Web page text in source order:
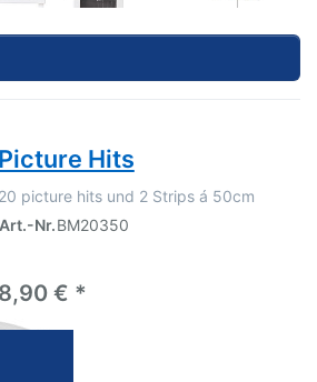
Picture Hits
20 picture hits und 2 Strips á 50cm
Art.-Nr.BM20350
8,90 € *